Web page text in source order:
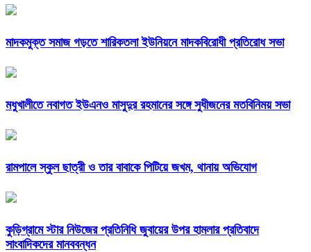
মাদকমুক্ত সমাজ গড়তে শারিকতলা ইউনিয়নে মাদকবিরোধী প্রতিরোধ সভা
মধুখালীতে নবাগত ইউএনও মাসুদুর রহমানের সঙ্গে সুধীজনের মতবিনিময় সভা
রামপালে স্কুল ছাত্রী ও তার বাবাকে পিটিয়ে জখম, থানায় অভিযোগ
কুড়িগ্রামে স্টার নিউজের প্রতিনিধি জুবায়ের উপর হামলার প্রতিবাদে
সাংবাদিকদের মানববন্ধন